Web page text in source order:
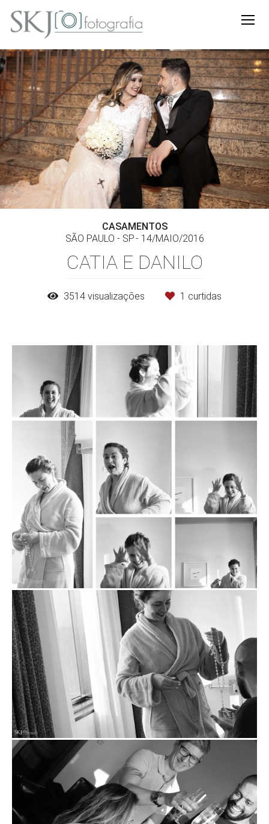
CASAMENTOS
SÃO PAULO - SP
14/MAIO/2016
CATIA E DANILO
3514 visualizações 1 curtidas